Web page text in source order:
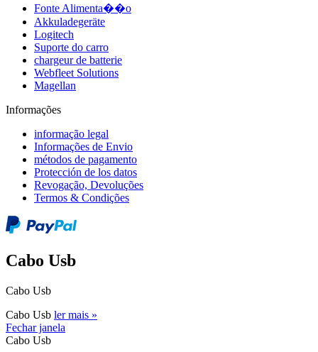
Fonte Alimenta��o
Akkuladegeräte
Logitech
Suporte do carro
chargeur de batterie
Webfleet Solutions
Magellan
Informações
informação legal
Informações de Envio
métodos de pagamento
Protección de los datos
Revogação, Devoluções
Termos & Condições
Cabo Usb
Cabo Usb
Cabo Usb ler mais »
Fechar janela
Cabo Usb